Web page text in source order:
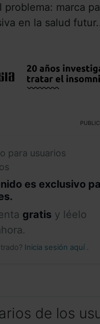
problema: marca
en la salud
para usuarios
es exclusivo
gratis y léelo
Inicia sesión aquí .
de los